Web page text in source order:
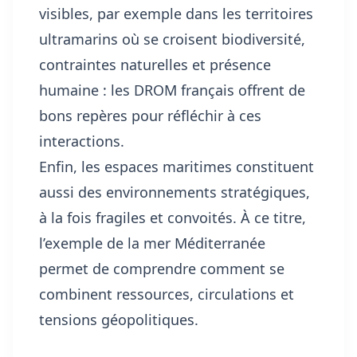
visibles, par exemple dans les territoires
ultramarins où se croisent biodiversité,
contraintes naturelles et présence
humaine : les DROM français offrent de
bons repères pour réfléchir à ces
interactions.
Enfin, les espaces maritimes constituent
aussi des environnements stratégiques,
à la fois fragiles et convoités. À ce titre,
l’exemple de la mer Méditerranée
permet de comprendre comment se
combinent ressources, circulations et
tensions géopolitiques.